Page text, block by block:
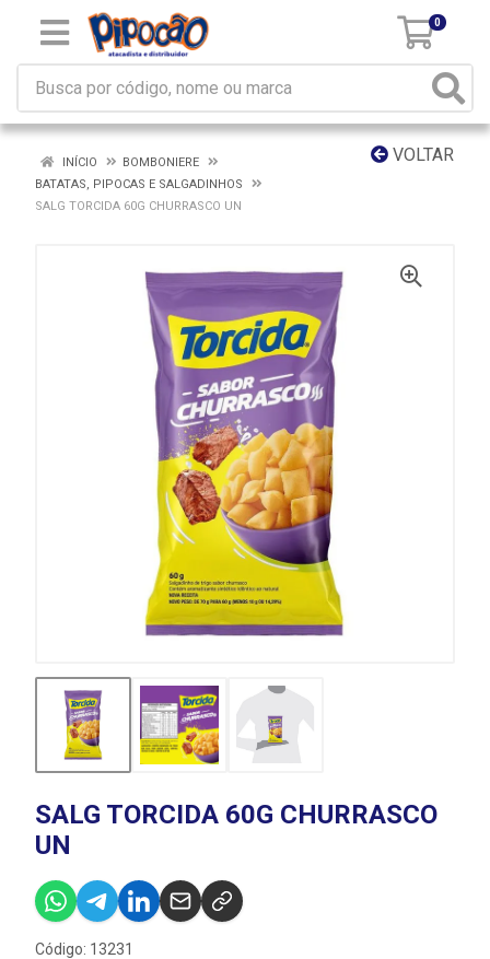
0
VOLTAR
INÍCIO
BOMBONIERE
BATATAS, PIPOCAS E SALGADINHOS
SALG TORCIDA 60G CHURRASCO UN
SALG TORCIDA 60G CHURRASCO
UN
Código: 13231